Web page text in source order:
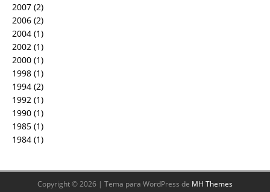
2007 (2)
2006 (2)
2004 (1)
2002 (1)
2000 (1)
1998 (1)
1994 (2)
1992 (1)
1990 (1)
1985 (1)
1984 (1)
Copyright © 2026 | Tema para WordPress de MH Themes